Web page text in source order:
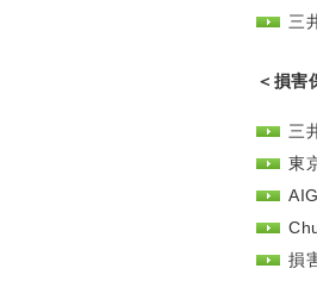
三
＜損害
三
東
損